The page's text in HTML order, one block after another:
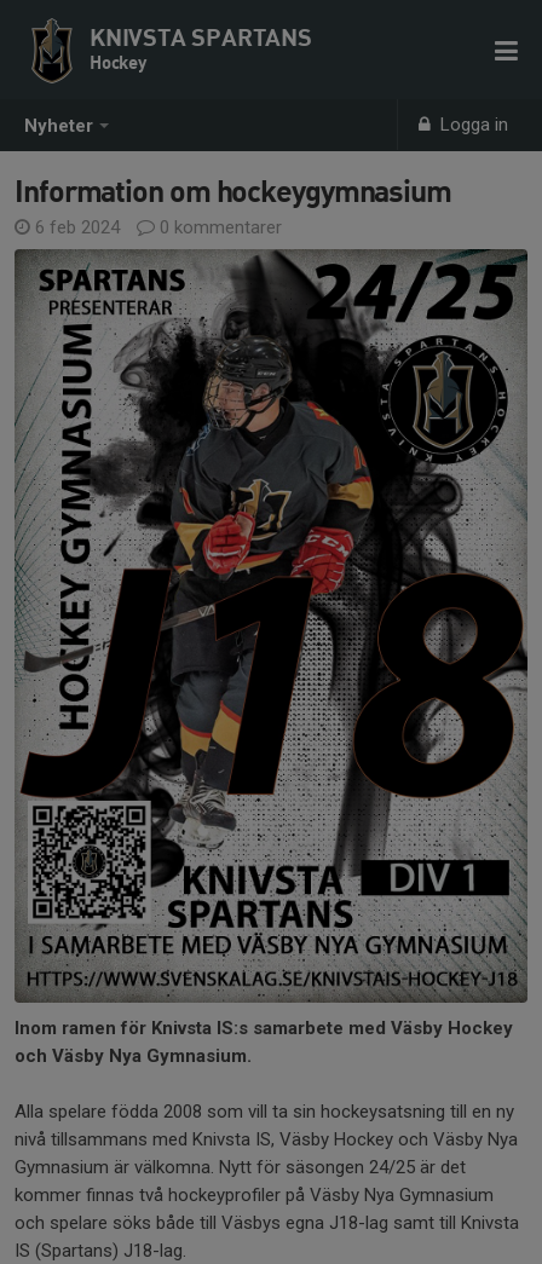
Nyheter Logga in
KNIVSTA SPARTANS
Hockey
Information om hockeygymnasium
6 feb 2024 0 kommentarer
Inom ramen för Knivsta IS:s samarbete med Väsby Hockey
och Väsby Nya Gymnasium.
Alla spelare födda 2008 som vill ta sin hockeysatsning till en ny
nivå tillsammans med Knivsta IS, Väsby Hockey och Väsby Nya
Gymnasium är välkomna. Nytt för säsongen 24/25 är det
kommer finnas två hockeyprofiler på Väsby Nya Gymnasium
och spelare söks både till Väsbys egna J18-lag samt till Knivsta
IS (Spartans) J18-lag.